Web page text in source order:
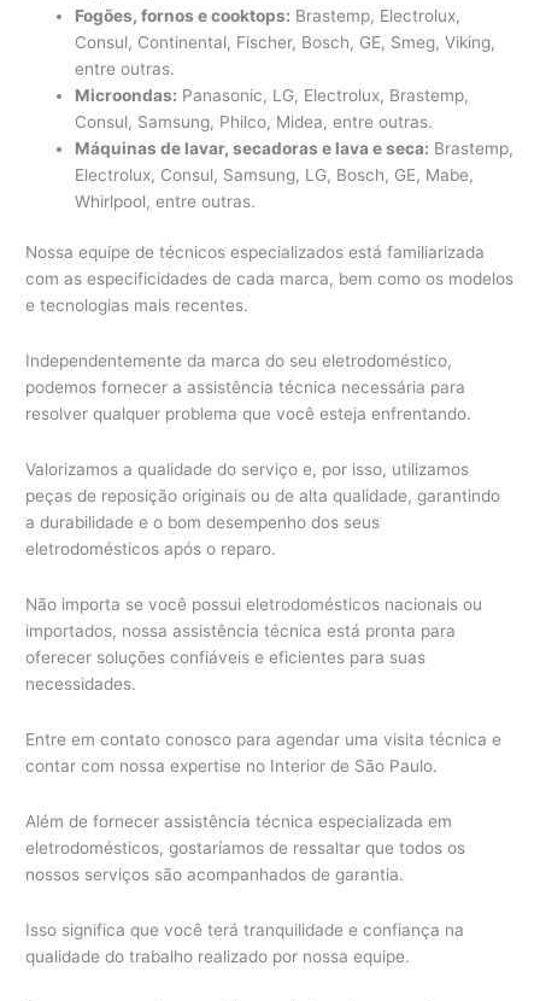
Fogões, fornos e cooktops: Brastemp, Electrolux,
Consul, Continental, Fischer, Bosch, GE, Smeg, Viking,
entre outras.
Microondas: Panasonic, LG, Electrolux, Brastemp,
Consul, Samsung, Philco, Midea, entre outras.
Máquinas de lavar, secadoras e lava e seca: Brastemp,
Electrolux, Consul, Samsung, LG, Bosch, GE, Mabe,
Whirlpool, entre outras.
Nossa equipe de técnicos especializados está familiarizada
com as especificidades de cada marca, bem como os modelos
e tecnologias mais recentes.
Independentemente da marca do seu eletrodoméstico,
podemos fornecer a assistência técnica necessária para
resolver qualquer problema que você esteja enfrentando.
Valorizamos a qualidade do serviço e, por isso, utilizamos
peças de reposição originais ou de alta qualidade, garantindo
a durabilidade e o bom desempenho dos seus
eletrodomésticos após o reparo.
Não importa se você possui eletrodomésticos nacionais ou
importados, nossa assistência técnica está pronta para
oferecer soluções confiáveis e eficientes para suas
necessidades.
Entre em contato conosco para agendar uma visita técnica e
contar com nossa expertise no Interior de São Paulo.
Além de fornecer assistência técnica especializada em
eletrodomésticos, gostaríamos de ressaltar que todos os
nossos serviços são acompanhados de garantia.
Isso significa que você terá tranquilidade e confiança na
qualidade do trabalho realizado por nossa equipe.